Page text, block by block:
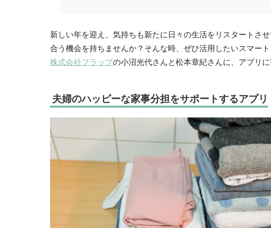
新しい年を迎え、気持ちも新たに日々の生活をリスタートさ
合う機会を持ちませんか？そんな時、ぜひ活用したいスマート
株式会社フラップの小沼光代さんと松本章紀さんに、アプリ
夫婦のハッピーな家事分担をサポートするアプリ